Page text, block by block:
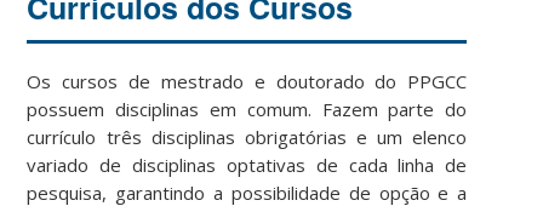
Os cursos de mestrado e doutorado do PPGCC
possuem disciplinas em comum. Fazem parte do
currículo três disciplinas obrigatórias e um elenco
variado de disciplinas optativas de cada linha de
pesquisa, garantindo a possibilidade de opção e a